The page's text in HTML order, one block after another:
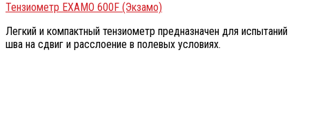
Тензиометр EXAMO 600F (Экзамо)
Легкий и компактный тензиометр предназначен для испытаний
шва на сдвиг и расслоение в полевых условиях.